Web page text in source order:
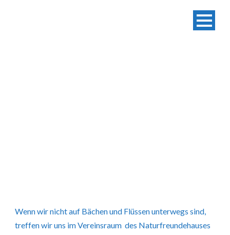
Wenn wir nicht auf Bächen und Flüssen unterwegs sind,
treffen wir uns im Vereinsraum des Naturfreundehauses